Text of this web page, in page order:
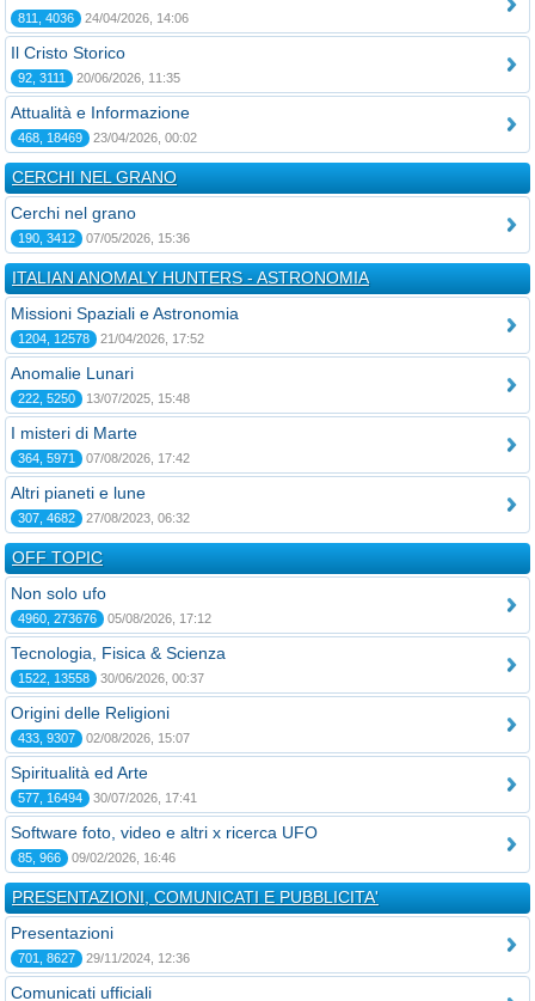
811, 4036 24/04/2026, 14:06
Il Cristo Storico
92, 3111 20/06/2026, 11:35
Attualità e Informazione
468, 18469 23/04/2026, 00:02
CERCHI NEL GRANO
Cerchi nel grano
190, 3412 07/05/2026, 15:36
ITALIAN ANOMALY HUNTERS - ASTRONOMIA
Missioni Spaziali e Astronomia
1204, 12578 21/04/2026, 17:52
Anomalie Lunari
222, 5250 13/07/2025, 15:48
I misteri di Marte
364, 5971 07/08/2026, 17:42
Altri pianeti e lune
307, 4682 27/08/2023, 06:32
OFF TOPIC
Non solo ufo
4960, 273676 05/08/2026, 17:12
Tecnologia, Fisica & Scienza
1522, 13558 30/06/2026, 00:37
Origini delle Religioni
433, 9307 02/08/2026, 15:07
Spiritualità ed Arte
577, 16494 30/07/2026, 17:41
Software foto, video e altri x ricerca UFO
85, 966 09/02/2026, 16:46
PRESENTAZIONI, COMUNICATI E PUBBLICITA'
Presentazioni
701, 8627 29/11/2024, 12:36
Comunicati ufficiali